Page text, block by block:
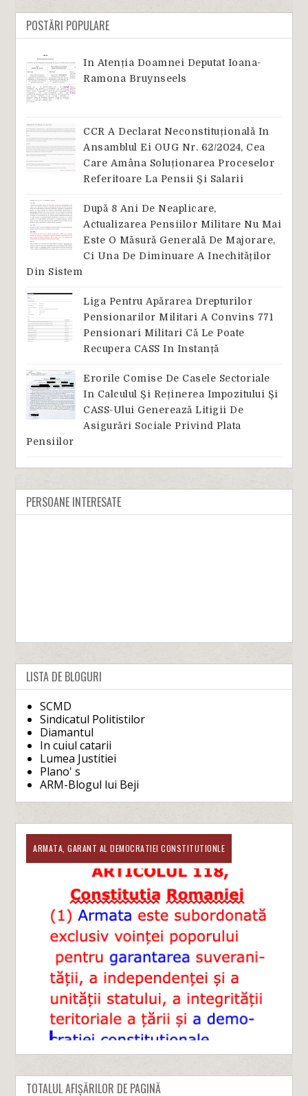
POSTĂRI POPULARE
In Atenția Doamnei Deputat Ioana-
Ramona Bruynseels
CCR A Declarat Neconstituțională In
Ansamblul Ei OUG Nr. 62/2024, Cea
Care Amâna Soluționarea Proceselor
Referitoare La Pensii Și Salarii
După 8 Ani De Neaplicare,
Actualizarea Pensiilor Militare Nu Mai
Este O Măsură Generală De Majorare,
Ci Una De Diminuare A Inechităților
Din Sistem
Liga Pentru Apărarea Drepturilor
Pensionarilor Militari A Convins 771
Pensionari Militari Că Le Poate
Recupera CASS In Instanță
Erorile Comise De Casele Sectoriale
In Calculul Și Reținerea Impozitului Și
CASS-Ului Generează Litigii De
Asigurări Sociale Privind Plata
Pensiilor
PERSOANE INTERESATE
LISTA DE BLOGURI
SCMD
Sindicatul Politistilor
Diamantul
In cuiul catarii
Lumea Justitiei
Plano' s
ARM-Blogul lui Beji
ARMATA, GARANT AL DEMOCRATIEI CONSTITUTIONLE
TOTALUL AFIȘĂRILOR DE PAGINĂ